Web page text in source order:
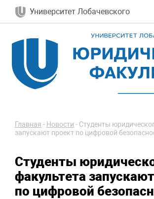
Университет Лобачевского
Главная - Новости - Студенты
запускают проект по цифровой
Студенты
факультета
по цифровой